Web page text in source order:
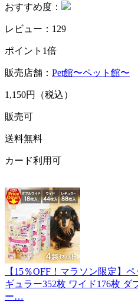
おすすめ度：
レビュー：129
ポイント1倍
販売店舗： Pet館〜ペット館〜
1,150円（税込）
販売可
送料無料
カード利用可
【15％OFF！マラソン限定】
ギュラー352枚 ワイド176枚 ダ
ー…